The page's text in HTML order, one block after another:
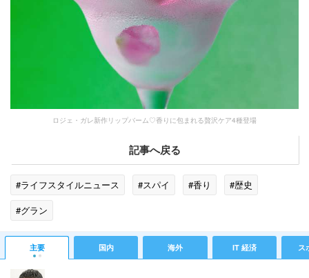
ロジェ・ガレ新作リップバーム♡香りに包まれる贅沢ケア4種登場
記事へ戻る
#ライフスタイルニュース #スパイ #香り
#歴史
#グラン
主要 国内 海外 IT 経済 ス